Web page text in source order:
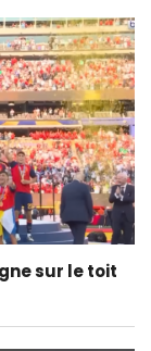
sur le toit